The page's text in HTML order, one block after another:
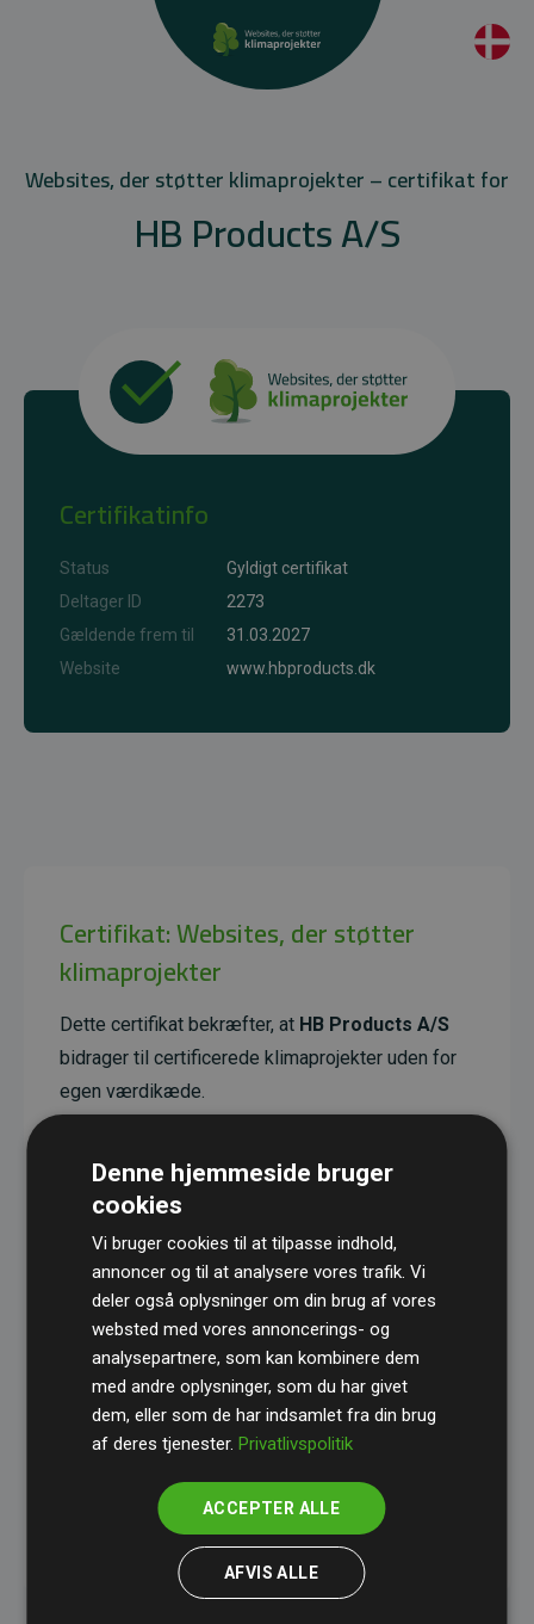
Websites, der støtter klimaprojekter – certifikat for
HB Products A/S
Certifikatinfo
Status
Gyldigt certifikat
Deltager ID
2273
Gældende frem til
31.03.2027
Website
www.hbproducts.dk
Certifikat: Websites, der støtter
klimaprojekter
Dette certifikat bekræfter, at HB Products A/S
bidrager til certificerede klimaprojekter uden for
egen værdikæde.
reducerende effekt, som i gennemsnit svarer til
dobbelt så meget CO₂ som den estimerede
Alle projekter er verificeret gennem Gold
Standard– en international ordning, der sikrer høj
kvalitet og gennemsigtighed i klimainvesteringer.
Du kan læse mere om de konkrete projekter
initiativet Websites, der støtter klimaprojekter
Denne hjemmeside bruger
cookies
Vi bruger cookies til at tilpasse indhold,
annoncer og til at analysere vores trafik. Vi
deler også oplysninger om din brug af vores
websted med vores annoncerings- og
analysepartnere, som kan kombinere dem
med andre oplysninger, som du har givet
dem, eller som de har indsamlet fra din brug
af deres tjenester.Privatlivspolitik
ACCEPTER ALLE
AFVIS ALLE